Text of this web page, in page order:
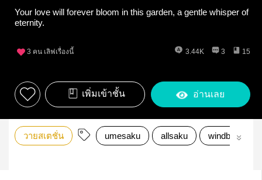
Your love will forever bloom in this garden, a gentle whisper of
eternity.
3 คน เลิฟเรื่องนี้ 3.44K 3 15
เพิ่มเข้าชั้น อ่านเลย
วายสเตชั่น umesaku allsaku windbreaker